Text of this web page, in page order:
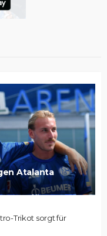
Atalanta
Trikot sorgt für